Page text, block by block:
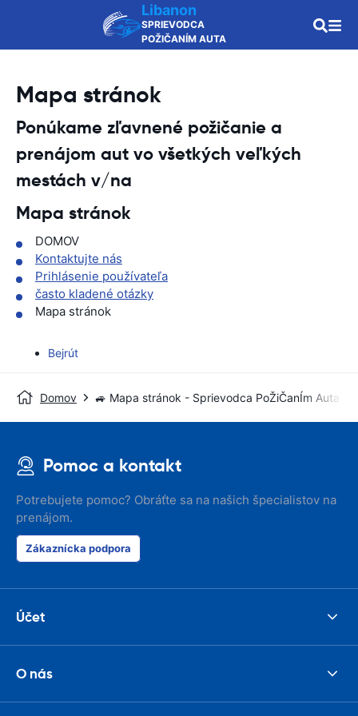
Libanon
SPRIEVODCA
POŽIČANÍM AUTA
Mapa stránok
Ponúkame zľavnené požičanie a
prenájom aut vo všetkých veľkých
mestách v/na
Mapa stránok
DOMOV
Kontaktujte nás
Prihlásenie používateľa
často kladené otázky
Mapa stránok
Bejrút
Domov 🚙 Mapa stránok - Sprievodca PoŽiČanÍm Auta
Pomoc a kontakt
Potrebujete pomoc? Obráťte sa na našich špecialistov na
prenájom.
Zákaznícka podpora
Účet
O nás